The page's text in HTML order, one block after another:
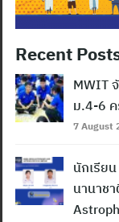
Recent
MWIT
ม.4-6 ค
7 August
นักเรีย
นานาช